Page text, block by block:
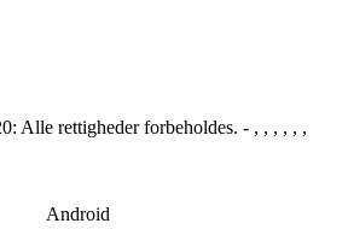
Alle rettigheder forbeholdes. - , , , , , ,
Android